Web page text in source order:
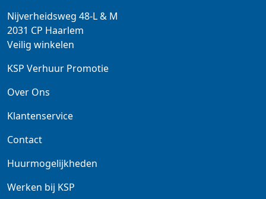
Nijverheidsweg 48-L & M
2031 CP Haarlem
Veilig winkelen
KSP Verhuur Promotie
Over Ons
Klantenservice
Contact
Huurmogelijkheden
Werken bij KSP